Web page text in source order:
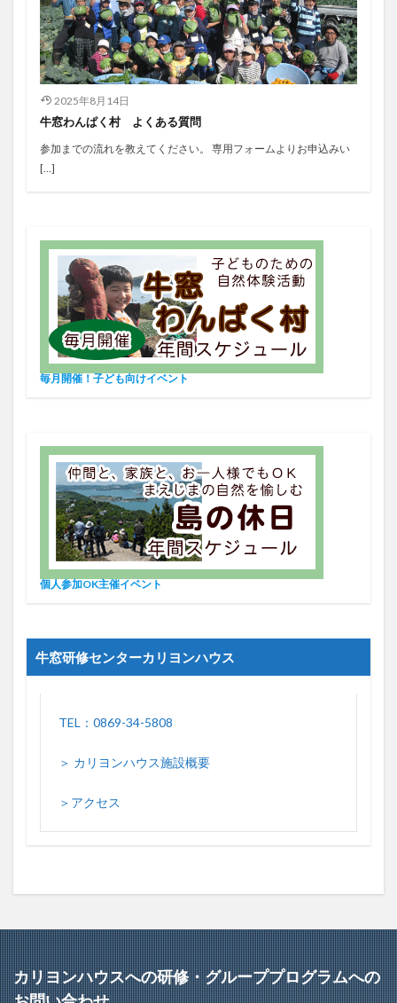
2025年8月14日
牛窓わんぱく村 よくある質問
参加までの流れを教えてください。 専用フォームよりお申込みい
[…]
毎月開催！子ども向けイベント
個人参加OK主催イベント
牛窓研修センターカリヨンハウス
TEL：0869-34-5808
＞ カリヨンハウス施設概要
＞アクセス
カリヨンハウスへの研修・グループプログラムへの